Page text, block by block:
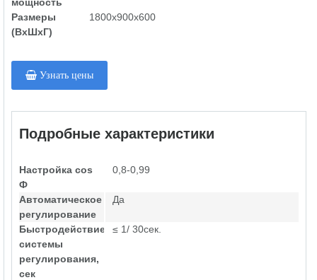
Размеры
(ВхШхГ)
1800х900х600
Узнать цены
Подробные характеристики
Настройка cos
Ф
0,8-0,99
Автоматическое
регулирование
Да
Быстродействие
системы
регулирования,
сек
≤ 1/ 30сек.